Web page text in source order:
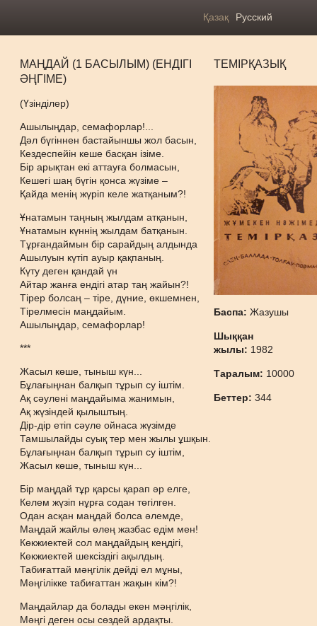
Қазақ Русский
МАҢДАЙ (1 БАСЫЛЫМ) (ЕНДІГІ
ӘҢГІМЕ)
(Үзінділер)
Ашылыңдар, семафорлар!...
Дәл бүгіннен бастайыншы жол басын,
Кездеспейін кеше басқан ізіме.
Бір арықтан екі аттауға болмасын,
Кешегі шаң бүгін қонса жүзіме –
Қайда менің жүріп келе жатқаным?!
Ұнатамын таңның жылдам атқанын,
Ұнатамын күннің жылдам батқанын.
Тұрғандаймын бір сарайдың алдында
Ашылуын күтіп ауыр қақпаның.
Күту деген қандай үн
Айтар жанға ендігі атар таң жайын?!
Тірер болсаң – тіре, дүние, өкшемнен,
Тірелмесін маңдайым.
Ашылыңдар, семафорлар!
***
Жасыл көше, тыныш күн...
Бұлағыңнан балқып тұрып су іштім.
Ақ сәулені маңдайыма жанимын,
Ақ жүзіндей қылыштың.
Дір-дір етіп сәуле ойнаса жүзімде
Тамшылайды суық тер мен жылы ұшқын.
Бұлағыңнан балқып тұрып су іштім,
Жасыл көше, тыныш күн...
Бір маңдай тұр қарсы қарап әр елге,
Келем жүзіп нұрға содан төгілген.
Одан асқан маңдай болса әлемде,
Маңдай жайлы өлең жазбас едім мен!
Көкжиектей сол маңдайдың кеңдігі,
Көкжиектей шексіздігі ақылдың.
Табиғаттай мәңгілік дейді ел мұны,
Мәңгілікке табиғаттан жақын кім?!
Маңдайлар да болады екен мәңгілік,
Мәңгі деген осы сөздей ардақты.
ТЕМІРҚАЗЫҚ
Баспа:Жазушы
Шыққан
жылы: 1982
Таралым: 10000
Беттер:344